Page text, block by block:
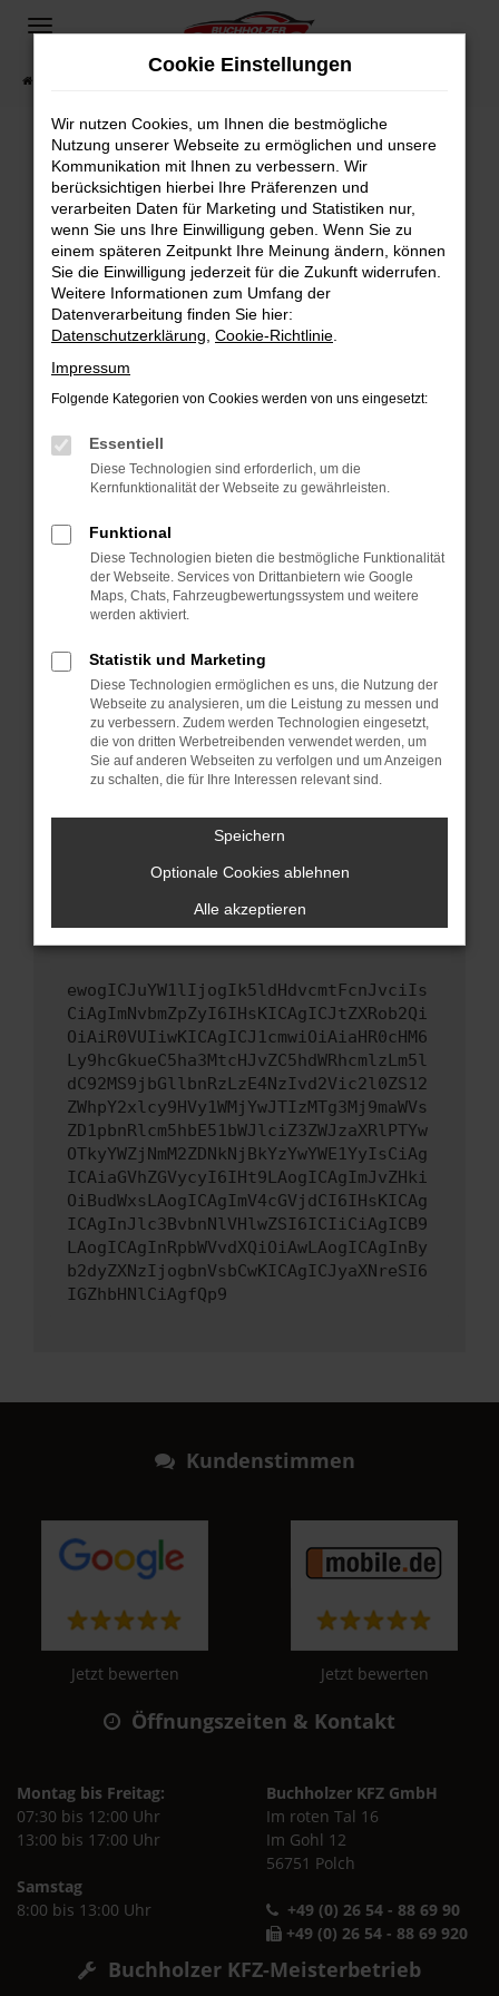
Zum
springen
Fahrzeugsuche
Fehler: Network Error
Beim Laden ist ein Fehler aufgetreten.
Hier sind ein paar Tipps, die dir helfen können:
Überprüfe deine Firewall und deine
Internetverbindung.
Laden andere Webseiten, zum Beispiel deine
Suchmaschine?
Prüfe deine Browsererweiterungen.
können das Laden bestimmter Seiten
verhindern. Funktioniert die Seite in einem
anderen Browser oder in einem privaten
Starte dein Gerät neu.
Das kann manchmal helfen, vorübergehende
Probleme zu beheben.
Betriebssystem auf dem neuesten Stand
sind.
Veraltete Software birgt nicht nur ein
Sicherheitsrisiko, sondern kann auch dazu
führen, dass bestimmte Funktionen nicht mehr
unterstützt werden.
Wende dich an den Webseitenbetreiber.
Wenn du alle oben genannten Schritte versucht
hast, kontaktiere uns bitte. Wir werden
versuchen, das Problem zu beheben. Du kannst
uns diesen Text schicken, um uns bei der
ewogICJuYW1lIjogIk5ldHdvcmtFcnJvciIs
CiAgImNvbmZpZyI6IHsKICAgICJtZXRob2Qi
OiAiR0VUIiwKICAgICJ1cmwiOiAiaHR0cHM6
Ly9hcGkueC5ha3MtcHJvZC5hdWRhcmlzLm5l
dC92MS9jbGllbnRzLzE4NzIvd2Vic2l0ZS12
ZWhpY2xlcy9HVy1WMjYwJTIzMTg3Mj9maWVs
ZD1pbnRlcm5hbE51bWJlciZ3ZWJzaXRlPTYw
OTkyYWZjNmM2ZDNkNjBkYzYwYWE1YyIsCiAg
ICAiaGVhZGVycyI6IHt9LAogICAgImJvZHki
OiBudWxsLAogICAgImV4cGVjdCI6IHsKICAg
ICAgInJlc3BvbnNlVHlwZSI6ICIiCiAgICB9
LAogICAgInRpbWVvdXQiOiAwLAogICAgInBy
b2dyZXNzIjogbnVsbCwKICAgICJyaXNreSI6
IGZhbHNlCiAgfQp9
Kundenstimmen
Jetzt bewerten Jetzt bewerten
Öffnungszeiten & Kontakt
Montag bis Freitag:
07:30 bis 12:00 Uhr
13:00 bis 17:00 Uhr
Samstag
8:00 bis 13:00 Uhr
Buchholzer KFZ GmbH
Im roten Tal 16
Im Gohl 12
56751 Polch
+49 (0) 26 54 - 88 69 90
+49 (0) 26 54 - 88 69 920
Buchholzer KFZ-Meisterbetrieb
Cookie Einstellungen
Wir nutzen Cookies, um Ihnen die bestmögliche
Nutzung unserer Webseite zu ermöglichen und unsere
Kommunikation mit Ihnen zu verbessern. Wir
berücksichtigen hierbei Ihre Präferenzen und
verarbeiten Daten für Marketing und Statistiken nur,
wenn Sie uns Ihre Einwilligung geben. Wenn Sie zu
einem späteren Zeitpunkt Ihre Meinung ändern, können
Sie die Einwilligung jederzeit für die Zukunft widerrufen.
Weitere Informationen zum Umfang der
Datenverarbeitung finden Sie hier:
Datenschutzerklärung Cookie-Richtlinie
Impressum
Folgende Kategorien von Cookies werden von uns eingesetzt:
Essentiell
Diese Technologien sind erforderlich, um die
Kernfunktionalität der Webseite zu gewährleisten.
Funktional
Diese Technologien bieten die bestmögliche Funktionalität
der Webseite. Services von Drittanbietern wie Google
Maps, Chats, Fahrzeugbewertungssystem und weitere
werden aktiviert.
Statistik und Marketing
Diese Technologien ermöglichen es uns, die Nutzung der
Webseite zu analysieren, um die Leistung zu messen und
zu verbessern. Zudem werden Technologien eingesetzt,
die von dritten Werbetreibenden verwendet werden, um
Sie auf anderen Webseiten zu verfolgen und um Anzeigen
zu schalten, die für Ihre Interessen relevant sind.
Speichern
Optionale Cookies ablehnen
Alle akzeptieren